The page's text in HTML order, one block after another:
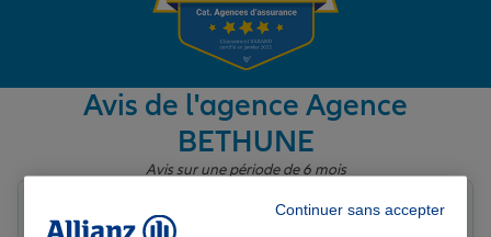
Garantie des accidents de la vie
Assurance scolaire
Protection juridique
Avis de l'agence Agence
BETHUNE
Avis sur une période de 6 mois
Note de 5 sur 5
Continuer sans accepter